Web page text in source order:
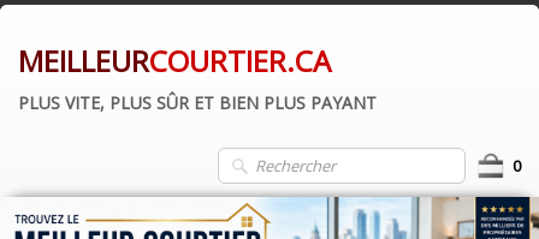
MEILLEURCOURTIER.CA
PLUS VITE, PLUS SÛR ET BIEN PLUS PAYANT
0